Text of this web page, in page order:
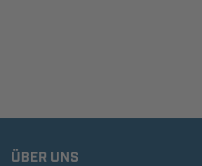
ÜBER UNS